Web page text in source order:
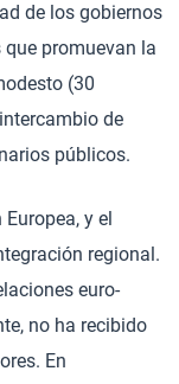
de los gobiernos
promuevan la
(30
de
públicos.
y el
regional.
euro-
no ha recibido
En